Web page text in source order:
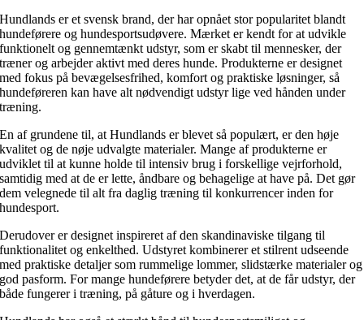
Hundlands er et svensk brand, der har opnået stor popularitet blandt
hundeførere og hundesportsudøvere. Mærket er kendt for at udvikle
funktionelt og gennemtænkt udstyr, som er skabt til mennesker, der
træner og arbejder aktivt med deres hunde. Produkterne er designet
med fokus på bevægelsesfrihed, komfort og praktiske løsninger, så
hundeføreren kan have alt nødvendigt udstyr lige ved hånden under
træning.
En af grundene til, at Hundlands er blevet så populært, er den høje
kvalitet og de nøje udvalgte materialer. Mange af produkterne er
udviklet til at kunne holde til intensiv brug i forskellige vejrforhold,
samtidig med at de er lette, åndbare og behagelige at have på. Det gør
dem velegnede til alt fra daglig træning til konkurrencer inden for
hundesport.
Derudover er designet inspireret af den skandinaviske tilgang til
funktionalitet og enkelthed. Udstyret kombinerer et stilrent udseende
med praktiske detaljer som rummelige lommer, slidstærke materialer og
god pasform. For mange hundeførere betyder det, at de får udstyr, der
både fungerer i træning, på gåture og i hverdagen.